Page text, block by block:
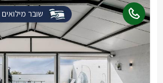
שובר מילואים